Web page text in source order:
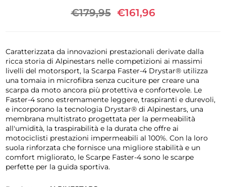
€179,95 €161,96
Caratterizzata da innovazioni prestazionali derivate dalla
ricca storia di Alpinestars nelle competizioni ai massimi
livelli del motorsport, la Scarpa Faster-4 Drystar® utilizza
una tomaia in microfibra senza cuciture per creare una
scarpa da moto ancora più protettiva e confortevole. Le
Faster-4 sono estremamente leggere, traspiranti e durevoli,
e incorporano la tecnologia Drystar® di Alpinestars, una
membrana multistrato progettata per la permeabilità
all'umidità, la traspirabilità e la durata che offre ai
motociclisti prestazioni impermeabili al 100%. Con la loro
suola rinforzata che fornisce una migliore stabilità e un
comfort migliorato, le Scarpe Faster-4 sono le scarpe
perfette per la guida sportiva.